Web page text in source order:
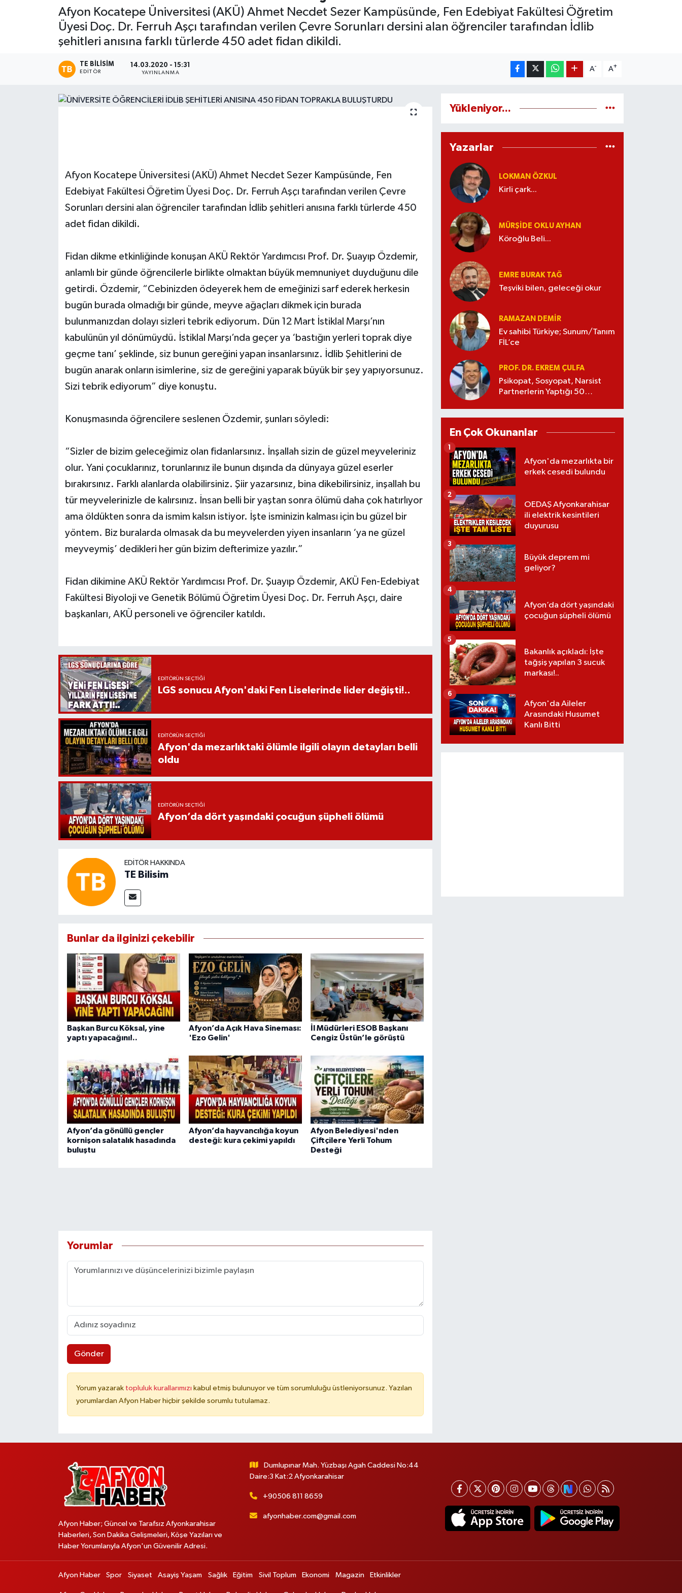
Afyon Kocatepe Üniversitesi (AKÜ) Ahmet Necdet Sezer Kampüsünde, Fen Edebiyat Fakültesi Öğretim
Üyesi Doç. Dr. Ferruh Aşçı tarafından verilen Çevre Sorunları dersini alan öğrenciler tarafından İdlib
şehitleri anısına farklı türlerde 450 adet fidan dikildi.
TE BILISIM
EDITÖR
14.03.2020 - 15:31
YAYINLANMA
A- A+
Afyon Kocatepe Üniversitesi (AKÜ) Ahmet Necdet Sezer Kampüsünde, Fen
Edebiyat Fakültesi Öğretim Üyesi Doç. Dr. Ferruh Aşçı tarafından verilen Çevre
Sorunları dersini alan öğrenciler tarafından İdlib şehitleri anısına farklı türlerde 450
adet fidan dikildi.
Fidan dikme etkinliğinde konuşan AKÜ Rektör Yardımcısı Prof. Dr. Şuayıp Özdemir,
anlamlı bir günde öğrencilerle birlikte olmaktan büyük memnuniyet duyduğunu dile
getirdi. Özdemir, “Cebinizden ödeyerek hem de emeğinizi sarf ederek herkesin
bugün burada olmadığı bir günde, meyve ağaçları dikmek için burada
bulunmanızdan dolayı sizleri tebrik ediyorum. Dün 12 Mart İstiklal Marşı’nın
kabulünün yıl dönümüydü. İstiklal Marşı’nda geçer ya ‘bastığın yerleri toprak diye
geçme tanı’ şeklinde, siz bunun gereğini yapan insanlarsınız. İdlib Şehitlerini de
bugün anarak onların isimlerine, siz de gereğini yaparak büyük bir şey yapıyorsunuz.
Sizi tebrik ediyorum” diye konuştu.
Konuşmasında öğrencilere seslenen Özdemir, şunları söyledi:
“Sizler de bizim geleceğimiz olan fidanlarsınız. İnşallah sizin de güzel meyveleriniz
olur. Yani çocuklarınız, torunlarınız ile bunun dışında da dünyaya güzel eserler
bırakırsınız. Farklı alanlarda olabilirsiniz. Şiir yazarsınız, bina dikebilirsiniz, inşallah bu
tür meyvelerinizle de kalırsınız. İnsan belli bir yaştan sonra ölümü daha çok hatırlıyor
ama öldükten sonra da ismim kalsın istiyor. İşte isminizin kalması için bu güzel bir
yöntem. Biz buralarda olmasak da bu meyvelerden yiyen insanların ‘ya ne güzel
meyveymiş’ dedikleri her gün bizim defterimize yazılır.”
Fidan dikimine AKÜ Rektör Yardımcısı Prof. Dr. Şuayıp Özdemir, AKÜ Fen-Edebiyat
Fakültesi Biyoloji ve Genetik Bölümü Öğretim Üyesi Doç. Dr. Ferruh Aşçı, daire
başkanları, AKÜ personeli ve öğrenciler katıldı.
EDITÖRÜN SEÇTIĞI
LGS sonucu Afyon'daki Fen Liselerinde lider değişti!..
EDITÖRÜN SEÇTIĞI
Afyon'da mezarlıktaki ölümle ilgili olayın detayları belli
oldu
EDITÖRÜN SEÇTIĞI
Afyon’da dört yaşındaki çocuğun şüpheli ölümü
EDITÖR HAKKINDA
TE Bilisim
Bunlar da ilginizi çekebilir
Başkan Burcu Köksal, yine
yaptı yapacağını!..
Afyon’da Açık Hava Sineması:
'Ezo Gelin'
İl Müdürleri ESOB Başkanı
Cengiz Üstün’le görüştü
Afyon’da gönüllü gençler
kornişon salatalık hasadında
buluştu
Afyon’da hayvancılığa koyun
desteği: kura çekimi yapıldı
Afyon Belediyesi'nden
Çiftçilere Yerli Tohum
Desteği
Yorumlar
Gönder
Yorum yazarak topluluk kurallarımızı kabul etmiş bulunuyor ve tüm sorumluluğu üstleniyorsunuz. Yazılan
yorumlardan Afyon Haber hiçbir şekilde sorumlu tutulamaz.
Yükleniyor...
Yazarlar
LOKMAN ÖZKUL
Kirli çark...
MÜRŞIDE OKLU AYHAN
Köroğlu Beli...
EMRE BURAK TAĞ
Teşviki bilen, geleceği okur
RAMAZAN DEMİR
Ev sahibi Türkiye; Sunum/Tanım
FİL’ce
PROF. DR. EKREM ÇULFA
Psikopat, Sosyopat, Narsist
Partnerlerin Yaptığı 50
En Çok Okunanlar
Afyon'da mezarlıkta bir
erkek cesedi bulundu
1
OEDAŞ Afyonkarahisar
ili elektrik kesintileri
duyurusu
2
Büyük deprem mi
geliyor?
3
Afyon’da dört yaşındaki
çocuğun şüpheli ölümü
4
Bakanlık açıkladı: İşte
tağşiş yapılan 3 sucuk
markası!..
5
Afyon'da Aileler
Arasındaki Husumet
Kanlı Bitti
6
Afyon Haber; Güncel ve Tarafsız Afyonkarahisar
Haberleri, Son Dakika Gelişmeleri, Köşe Yazıları ve
Haber Yorumlarıyla Afyon'un Güvenilir Adresi.
Dumlupınar Mah. Yüzbaşı Agah Caddesi No:44
Daire:3 Kat:2 Afyonkarahisar
+90506 811 8659
afyonhaber.com@gmail.com
Afyon Haber Spor Siyaset Asayiş Yaşam Sağlık Eğitim Sivil Toplum Ekonomi Magazin Etkinlikler
Magazin
Etkinlikler